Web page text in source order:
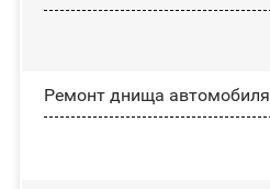
Ремонт днища автомобиля